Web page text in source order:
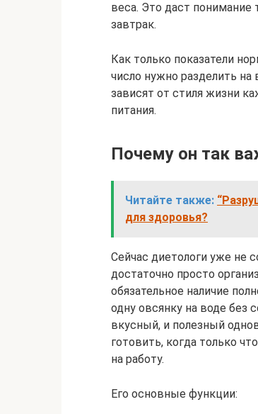
веса. Это даст понимание
завтрак.
Как только показатели
число нужно разделить
зависят от стиля жизни
питания.
Почему он так
Читайте также:
для здоровья?
Сейчас диетологи уже не
достаточно просто
обязательное наличие
одну овсянку на воде без
вкусный, и полезный
готовить, когда только
на работу.
Его основные функции: